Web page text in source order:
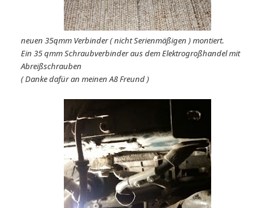
neuen 35qmm Verbinder ( nicht Serienmäßigen ) montiert.
Ein 35 qmm Schraubverbinder aus dem Elektrogroßhandel mit
Abreißschrauben
( Danke dafür an meinen A8 Freund )